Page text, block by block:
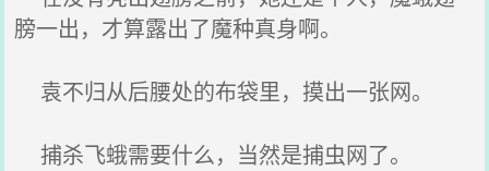
膀一出，才算露出了魔种真身啊。
袁不归从后腰处的布袋里，摸出一张网。
捕杀飞蛾需要什么，当然是捕虫网了。